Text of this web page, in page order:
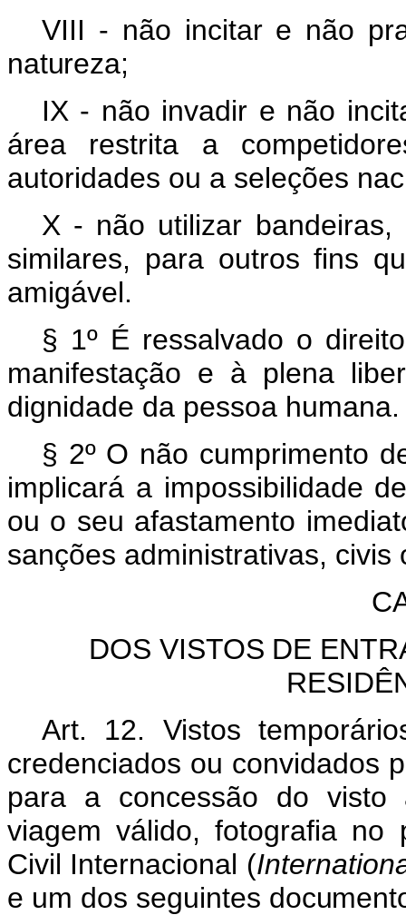
VIII - não incitar e não
natureza;
IX - não invadir e não
área restrita a
autoridades ou a seleções
X - não utilizar
similares, para outros fins
amigável.
§ 1º É ressalvado o
manifestação e à plena
dignidade da pessoa humana.
§ 2º O não cumprimento
implicará a impossibilidade
ou o seu afastamento
sanções administrativas, civis
DOS VISTOS DE
Art. 12.
Vistos
credenciados ou convidados
para a concessão do visto
viagem válido, fotografia no
Civil Internacional (
e um dos seguintes